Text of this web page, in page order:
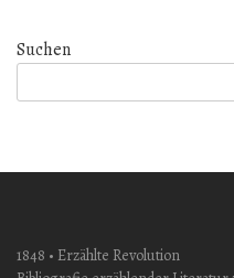
Suchen
1848 • Erzählte Revolution